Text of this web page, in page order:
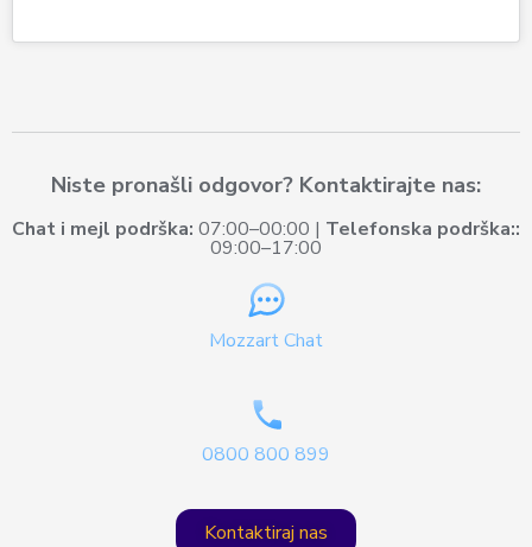
Niste pronašli odgovor? Kontaktirajte nas:
Chat i mejl podrška: 07:00–00:00 | Telefonska podrška::
09:00–17:00
Mozzart Chat
0800 800 899
Kontaktiraj nas